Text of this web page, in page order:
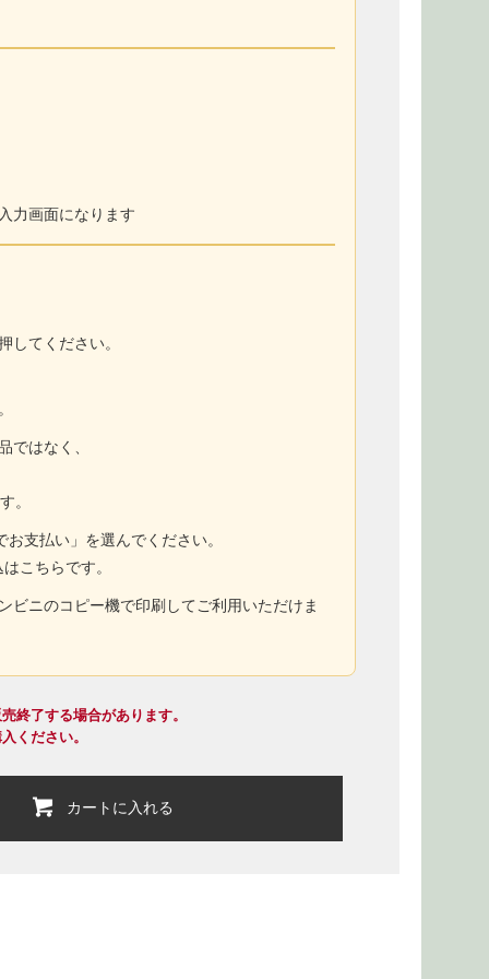
力画面になります
してください。
ではなく、
。
支払い」を選んでください。
こちらです。
ビニのコピー機で印刷してご利用いただけま
終了する場合があります。
ください。
カートに入れる